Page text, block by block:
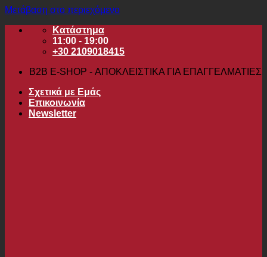
Μετάβαση στο περιεχόμενο
Κατάστημα
11:00 - 19:00
+30 2109018415
B2B Ε-SHOP - ΑΠΟΚΛΕΙΣΤΙΚΑ ΓΙΑ ΕΠΑΓΓΕΛΜΑΤΙΕΣ
Σχετικά με Εμάς
Επικοινωνία
Newsletter